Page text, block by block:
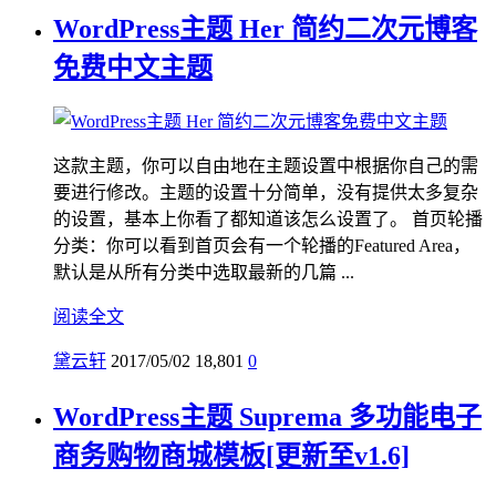
WordPress主题 Her 简约二次元博客
免费中文主题
这款主题，你可以自由地在主题设置中根据你自己的需
要进行修改。主题的设置十分简单，没有提供太多复杂
的设置，基本上你看了都知道该怎么设置了。 首页轮播
分类：你可以看到首页会有一个轮播的Featured Area，
默认是从所有分类中选取最新的几篇 ...
阅读全文
黛云轩 2017/05/02 18,801 0
WordPress主题 Suprema 多功能电子
商务购物商城模板[更新至v1.6]